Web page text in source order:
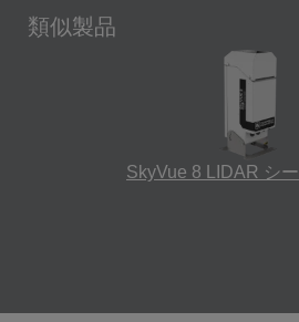
類似製品
SkyVue 8 LIDAR シ